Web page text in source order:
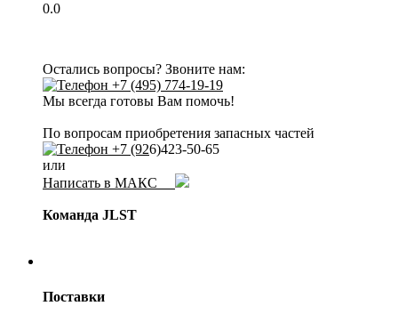
0.0
Остались вопросы? Звоните нам:
+7 (495) 774-19-19
Мы всегда готовы Вам помочь!
По вопросам приобретения запасных частей
+7 (926)423-50-65
или
Написать в МАКС
Команда JLST
Поставки